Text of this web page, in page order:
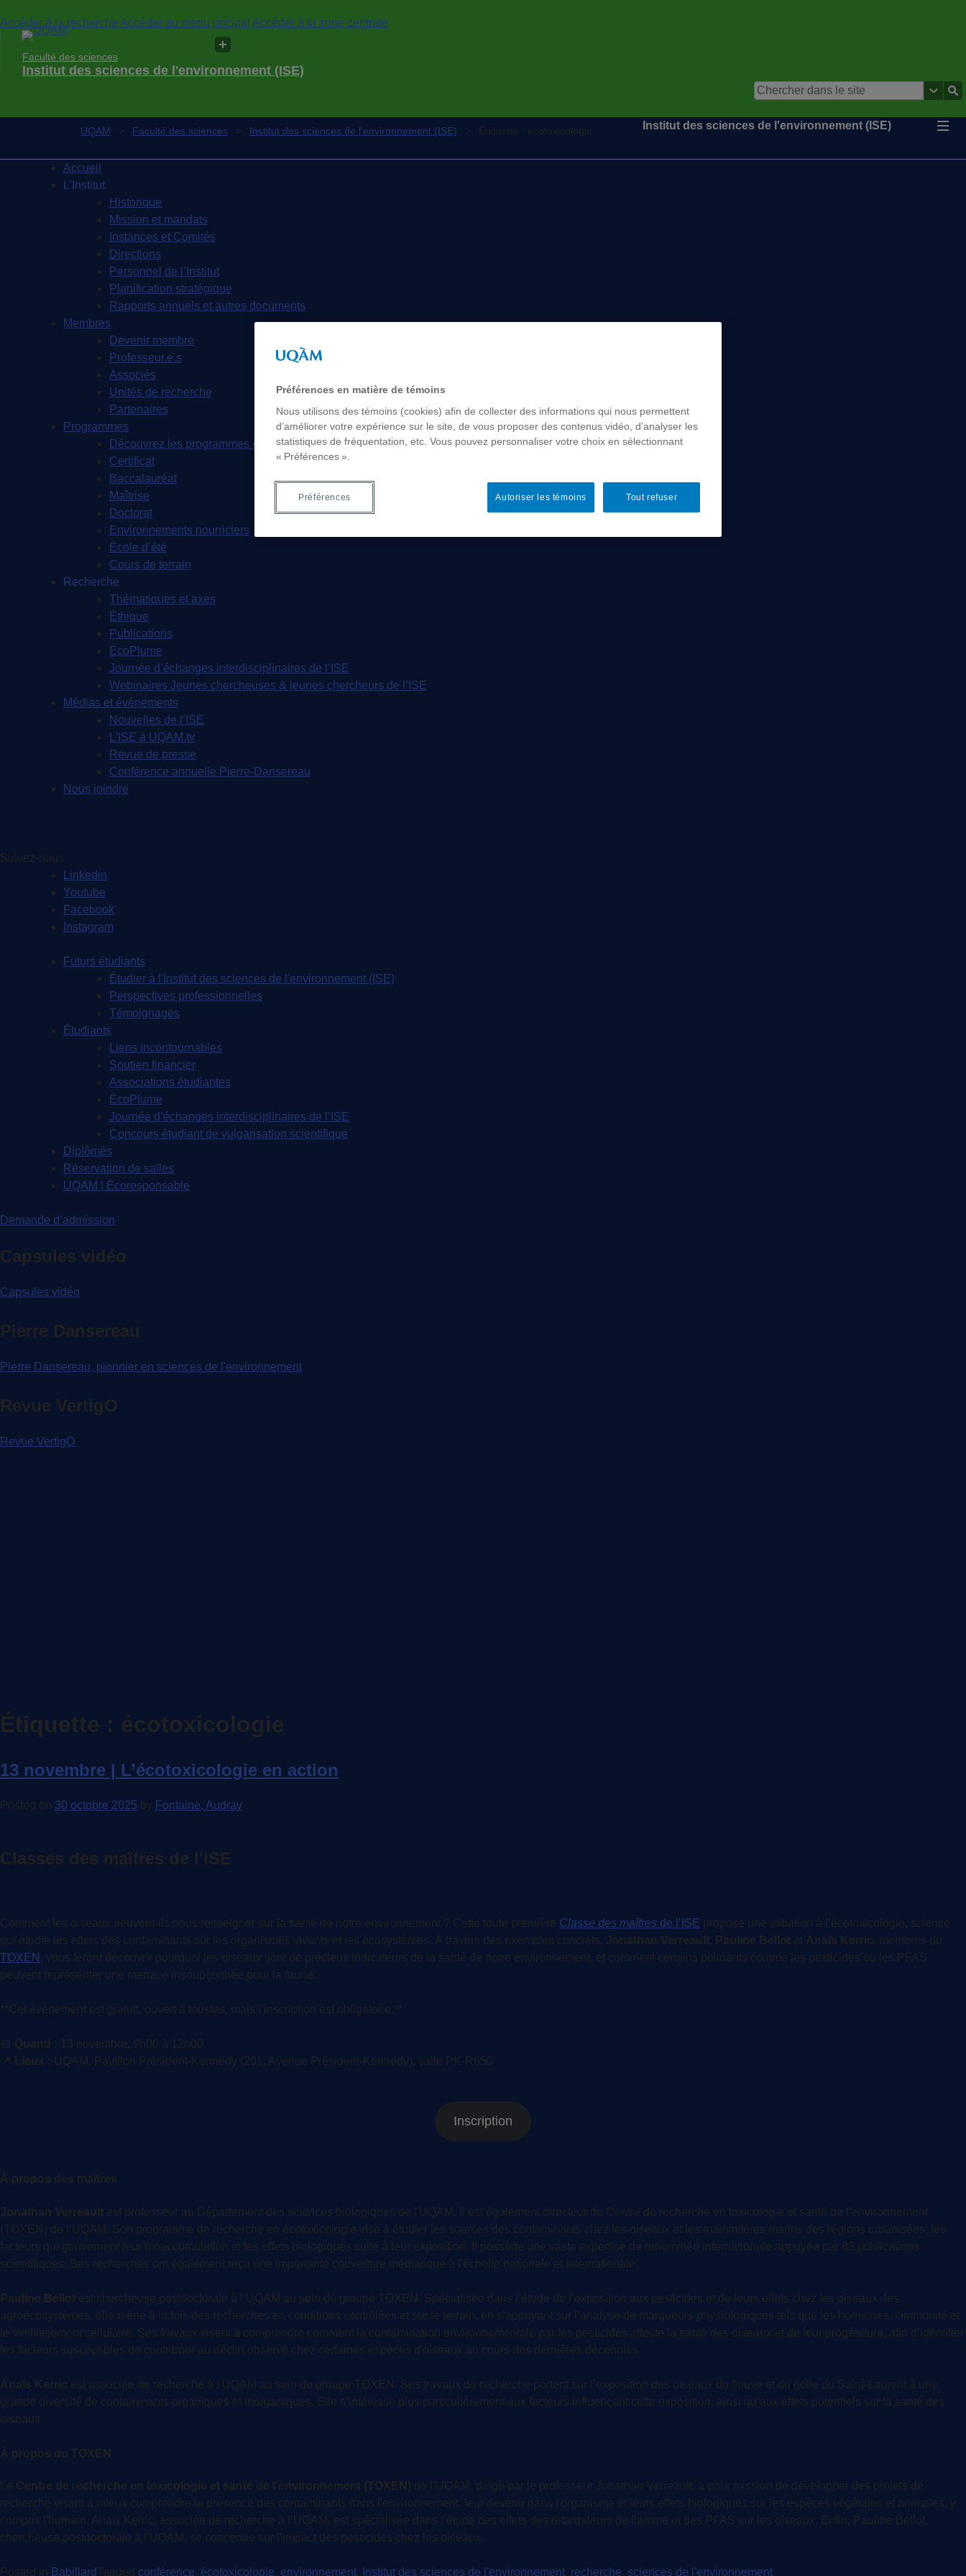
Accéder à la recherche Accéder au menu pricipal Accéder à la zone centrale
Faculté des sciences
Institut des sciences de l'environnement (ISE)
UQAM Faculté des sciences Institut des sciences de l'environnement (ISE) Étiquette : écotoxicologie Institut des sciences de l'environnement (ISE)
Accueil
L'Institut
Historique
Mission et mandats
Instances et Comités
Directions
Personnel de l’Institut
Planification stratégique
Rapports annuels et autres documents
Membres
Devenir membre
Professeur.e.s
Associés
Unités de recherche
Partenaires
Programmes
Découvrez les programmes en sciences de l'environnement de l'UQAM
Certificat
Baccalauréat
Maîtrise
Doctorat
Environnements nourriciers
École d’été
Cours de terrain
Recherche
Thématiques et axes
Éthique
Publications
ÉcoPlume
Journée d’échanges interdisciplinaires de l’ISE
Webinaires Jeunes chercheuses & jeunes chercheurs de l’ISE
Médias et événements
Nouvelles de l’ISE
L'ISE à UQAM.tv
Revue de presse
Conférence annuelle Pierre-Dansereau
Nous joindre
Suivez-nous
Linkedin
Youtube
Facebook
Instagram
Futurs étudiants
Étudier à l'Institut des sciences de l'environnement (ISE)
Perspectives professionnelles
Témoignages
Étudiants
Liens incontournables
Soutien financier
Associations étudiantes
ÉcoPlume
Journée d’échanges interdisciplinaires de l’ISE
Concours étudiant de vulgarisation scientifique
Diplômés
Réservation de salles
UQAM | Écoresponsable
Demande d’admission
Capsules vidéo
Capsules vidéo
Pierre Dansereau
Pierre Dansereau, pionnier en sciences de l'environnement
Revue VertigO
Revue VertigO
Étiquette : écotoxicologie
13 novembre | L’écotoxicologie en action
Posted on 30 octobre 2025 by Fontaine, Audray
Classes des maîtres de l'ISE
Comment les oiseaux peuvent-ils nous renseigner sur la santé de notre environnement ? Cette toute première Classe des maîtres de l’ISE propose une initiation à l’écotoxicologie, science
qui étudie les effets des contaminants sur les organismes vivants et les écosystèmes. À travers des exemples concrets, Jonathan Verreault, Pauline Bellot et Anaïs Kerric , membres du
TOXEN , vous feront découvrir pourquoi les oiseaux sont de précieux indicateurs de la santé de notre environnement, et comment certains polluants comme les pesticides ou les PFAS
peuvent représenter une menace insoupçonnée pour la faune.
**Cet événement est gratuit, ouvert à toustes, mais l’inscription est obligatoire.**
📅 Quand :
13 novembre, 9h00 à 12h00
📍
Lieux : UQAM, Pavillon Président-Kennedy (201, Avenue Président-Kennedy), salle PK-R650
Inscription
À propos des maîtres
Jonathan Verreault est professeur au Département des sciences biologiques de l'UQAM. Il est également directeur du Centre de recherche en toxicologie et santé de l’environnement
(TOXEN) de l’UQAM. Son programme de recherche en écotoxicologie vise à étudier les sources des contaminants chez les oiseaux et les mammifères marins des régions urbanisées, les
facteurs qui gouvernent leur bioaccumulation et les effets biologiques suite à leur exposition. Il possède une vaste expertise de renommée internationale appuyée par 83 publications
scientifiques. Ses recherches ont également reçu une importante couverture médiatique à l'échelle nationale et internationale.
Pauline Bellot est chercheuse postdoctorale à l’UQAM au sein du groupe TOXEN. Spécialisée dans l’étude de l’exposition aux pesticides et de leurs effets chez les oiseaux des
agroécosystèmes, elle mène à la fois des recherches en conditions contrôlées et sur le terrain, en s’appuyant sur l’analyse de marqueurs physiologiques tels que les hormones, l’immunité et
le vieillissement cellulaire. Ses travaux visent à comprendre comment la contamination environnementale par les pesticides affecte la santé des oiseaux et de leur progéniture, afin d’identifier
les facteurs susceptibles de contribuer au déclin observé chez certaines espèces d'oiseaux au cours des dernières décennies.
Anaïs Kerric est associée de recherche à l’UQAM au sein du groupe TOXEN. Ses travaux de recherche portent sur l’exposition des oiseaux du fleuve et du golfe du Saint-Laurent à une
grande diversité de contaminants organiques et inorganiques. Elle s’intéresse plus particulièrement aux facteurs influençant cette exposition, ainsi qu’aux effets potentiels sur la santé des
oiseaux.
À propos du TOXEN
Le Centre de recherche en toxicologie et santé de l’environnement (TOXEN) de l’UQAM, dirigé par le professeur Jonathan Verreault, a pour mission de développer des projets de
recherche visant à mieux comprendre la présence des contaminants dans l'environnement, leur devenir dans l'organisme et leurs effets biologiques sur les espèces végétales et animales, y
compris l'humain. Anaïs Kerric, associée de recherche à l’UQAM, est spécialisée dans l’étude des effets des retardateurs de flamme et des PFAS sur les oiseaux. Enfin, Pauline Bellot,
chercheuse postdoctorale à l’UQAM, se concentre sur l’impact des pesticides chez les oiseaux.
Posted in Babillard Tagged conférence, écotoxicologie, environnement, Institut des sciences de l'environnement, recherche, sciences de l'environnement
Préférences en matière de témoins
Nous utilisons des témoins (cookies) afin de collecter des informations qui nous permettent
d’améliorer votre expérience sur le site, de vous proposer des contenus vidéo, d’analyser les
statistiques de fréquentation, etc. Vous pouvez personnaliser votre choix en sélectionnant
« Préférences ».
Tout refuser
Autoriser les témoins
Préférences